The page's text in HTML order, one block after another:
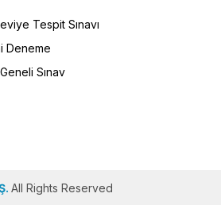
Tespit Sınavı
Deneme
Sınav
All Rights Reserved